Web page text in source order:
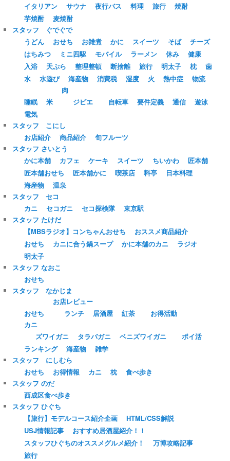
イタリアン
サウナ 夜行バス 料理 旅行
焼酎
芋焼酎
麦焼酎
スタッフ ぐでぐで
うどん
おせち お雑煮 かに スイーツ そば
チーズ
はちみつ
ミニ四駆 モバイル ラーメン 休み
健康
入浴
天ぷら 整理整頓 断捨離 旅行 明太子 枕
歯
水
水遊び 海産物 消費税 湿度 火 熱中症 物流
睡眠 米
肉
ジビエ
自転車 要件定義 通信
遊泳
電気
スタッフ こにし
お店紹介
商品紹介
旬フルーツ
スタッフ さいとう
かに本舗
カフェ ケーキ スイーツ ちいかわ
匠本舗
匠本舗おせち
匠本舗かに 喫茶店 料亭
日本料理
海産物
温泉
スタッフ セコ
カニ
セコガニ セコ探検隊
東京駅
スタッフ たけだ
【MBSラジオ】コンちゃんおせち
おススメ商品紹介
おせち
カニに合う鍋スープ かに本舗のカニ
ラジオ
明太子
スタッフ なおこ
おせち
スタッフ なかじま
おせち
お店レビュー
ランチ
居酒屋 紅茶
お得活動
カニ
ズワイガニ
タラバガニ ベニズワイガニ
ポイ活
ランキング
海産物
雑学
スタッフ にしむら
おせち
お得情報 カニ 枕
食べ歩き
スタッフ のだ
西成区食べ歩き
スタッフ ひぐち
【旅行】モデルコース紹介企画
HTML/CSS解説
USJ情報記事
おすすめ居酒屋紹介！！
スタッフひぐちのオススメグルメ紹介！
万博攻略記事
旅行